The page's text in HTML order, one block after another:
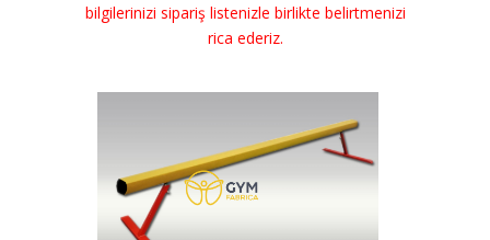
bilgilerinizi sipariş listenizle birlikte belirtmenizi
rica ederiz.